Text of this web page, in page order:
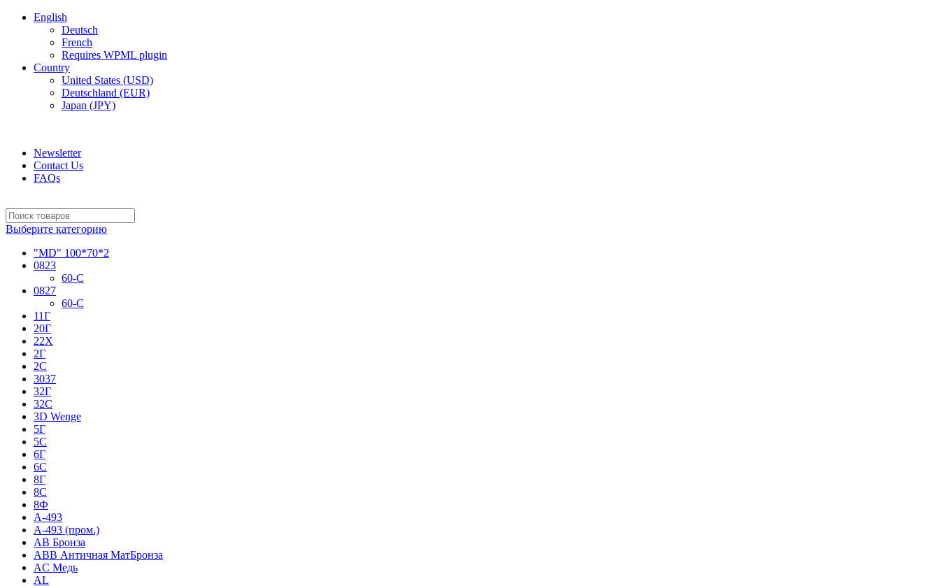
English
Deutsch
French
Requires WPML plugin
Country
United States (USD)
Deutschland (EUR)
Japan (JPY)
Newsletter
Contact Us
FAQs
Выберите категорию
"MD" 100*70*2
0823
60-C
0827
60-C
11Г
20Г
22Х
2Г
2С
3037
32Г
32С
3D Wenge
5Г
5С
6Г
6С
8Г
8С
8Ф
A-493
A-493 (пром.)
AB Бронза
ABB Античная МатБронза
AC Медь
AL